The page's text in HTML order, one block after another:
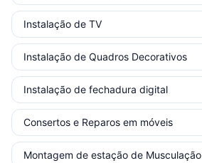
Instalação de TV
Instalação de Quadros Decorativos
Instalação de fechadura digital
Consertos e Reparos em móveis
Montagem de estação de Musculação